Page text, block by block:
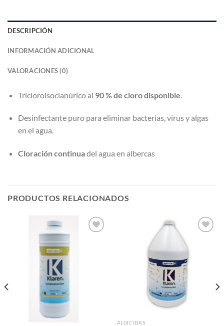
DESCRIPCIÓN
INFORMACIÓN ADICIONAL
VALORACIONES (0)
Tricloroisocianúrico al 90 % de cloro disponible
Desinfectante puro para eliminar bacterias, virus y algas
en el agua.
Cloración continuadel agua en albercas
PRODUCTOS RELACIONADOS
ALGICIDAS